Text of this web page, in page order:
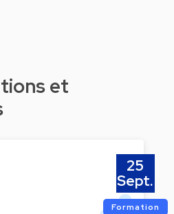
et
25
Sept.
Formation